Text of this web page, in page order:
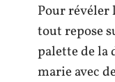
Pour révéler
tout repose
palette de la
marie avec